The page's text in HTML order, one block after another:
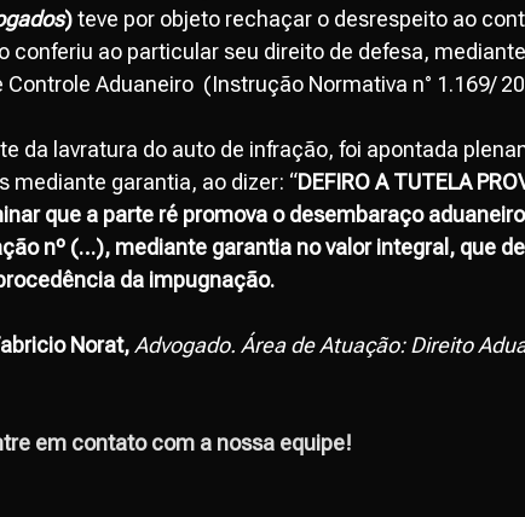
)teve por objeto rechaçar o desrespeito ao
conferiu ao particular seu direito de defesa,
Aduaneiro (Instrução Normativa n° 1.169/
da lavratura do auto de infração, foi apontada
mediante garantia, ao dizer: “DEFIRO A TUTELA
que a parte ré promova o desembaraço
nº (…), mediante garantia no valor integral, que
da impugnação.
Norat,Advogado. Área de Atuação: Direito
em contato com a nossa equipe!